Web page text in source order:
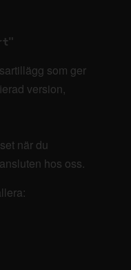
som ger
version,
när du
hos oss.